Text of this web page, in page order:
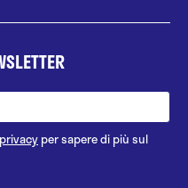
per sapere di più sul